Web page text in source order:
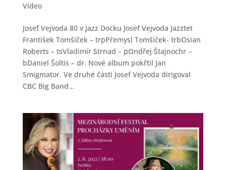
Video
Josef Vejvoda 80 v Jazz Docku Josef Vejvoda Jazztet
František Tomšíček – trpPřemysl Tomšíček- trbOsian
Roberts – tsVladimír Strnad – pOndřej Štajnochr –
bDaniel Šoltis – dr. Nové album pokřtil Jan
Smigmator. Ve druhé části Josef Vejvoda dirigoval
CBC Big Band...